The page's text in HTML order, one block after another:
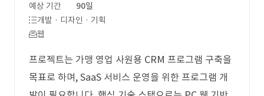
예상 기간
90일
개발 · 디자인 · 기획
웹
프로젝트는 가맹 영업 사원용 CRM 프로그램 구축을
목표로 하며, SaaS 서비스 운영을 위한 프로그램 개